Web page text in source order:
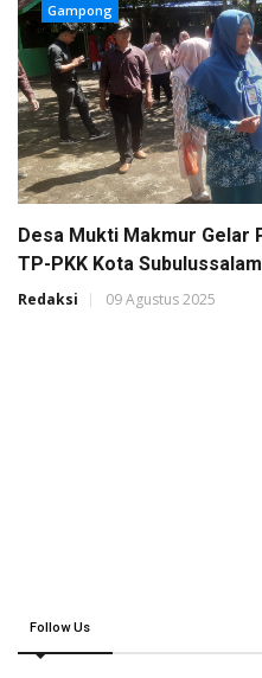
Gampong
Desa Mukti Makmur Gelar
TP-PKK Kota Subulussalam
Redaksi 09 Agustus 2025
Follow Us